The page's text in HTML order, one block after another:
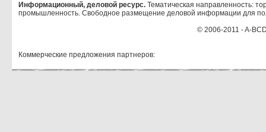
Информационный, деловой ресурс. Тематическая направленность:
промышленность. Свободное размещение деловой информации для
© 2006-2011 - A-
Коммерческие предложения партнеров: